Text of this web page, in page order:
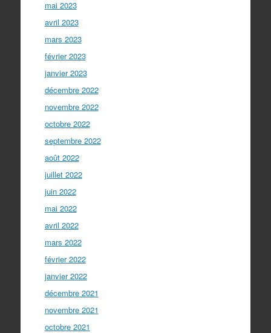
mai 2023
avril 2023
mars 2023
février 2023
janvier 2023
décembre 2022
novembre 2022
octobre 2022
septembre 2022
août 2022
juillet 2022
juin 2022
mai 2022
avril 2022
mars 2022
février 2022
janvier 2022
décembre 2021
novembre 2021
octobre 2021